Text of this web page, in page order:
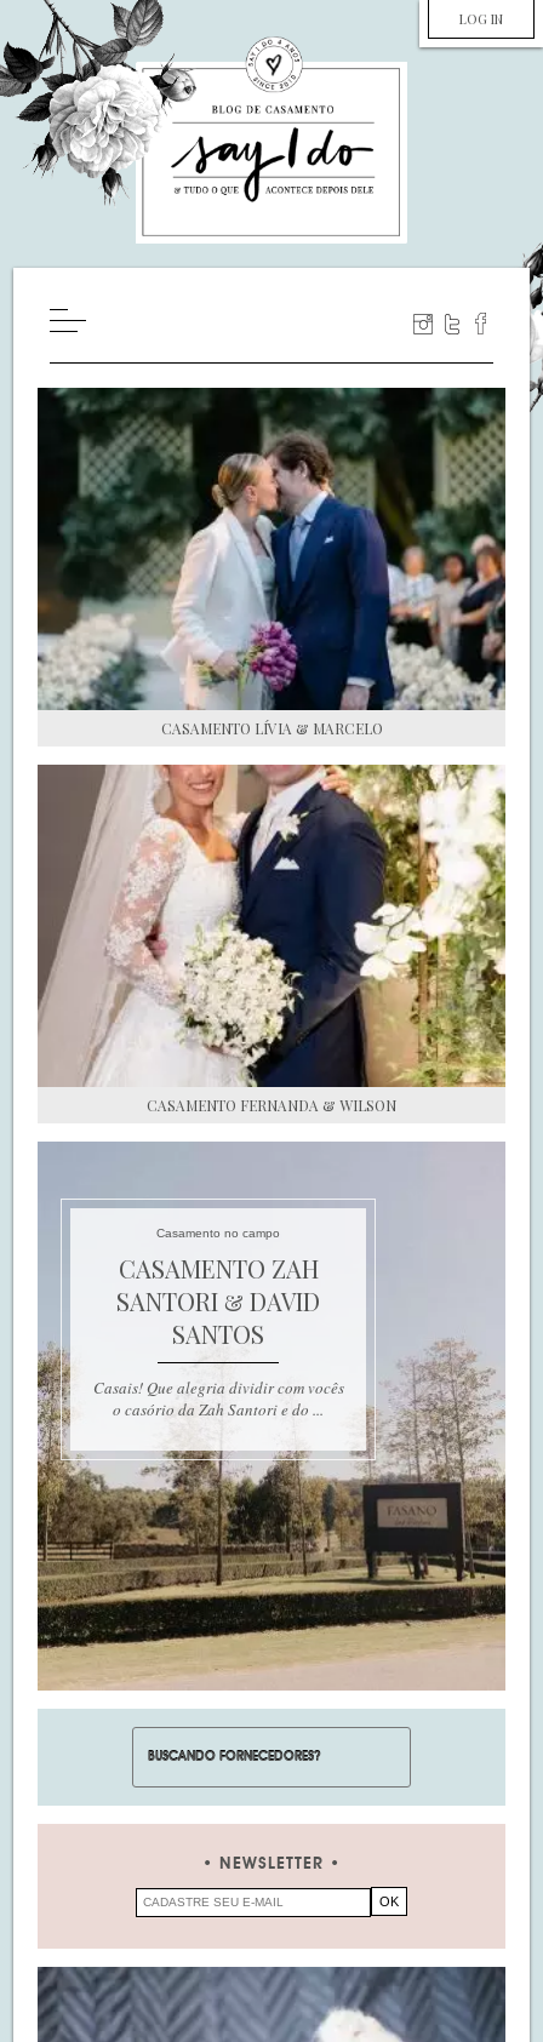
LOG IN
WILL YOU MARRY ME?
LUA DE MEL
COZINHA
DECORAÇÃO
DE NOIVA PRA NOIVA
S.O.S CASADAS
FALE COM O SAY I DO
CASAMENTO LÍVIA & MARCELO
CASAMENTO FERNANDA & WILSON
Casamento no campo
CASAMENTO ZAH
SANTORI & DAVID
SANTOS
Casais! Que alegria dividir com vocês
o casório da Zah Santori e do ...
NEWSLETTER